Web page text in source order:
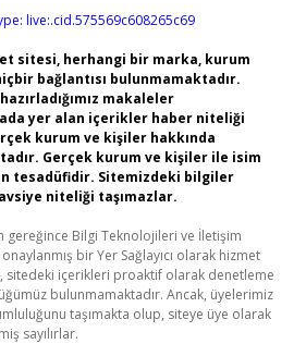
live:.cid.575569c608265c69
sitesi, herhangi bir marka, kurum
bağlantısı bulunmamaktadır.
makaleler
yer alan içerikler haber niteliği
kurum ve kişiler hakkında
Gerçek kurum ve kişiler ile isim
tesadüfidir. Sitemizdeki bilgiler
niteliği taşımazlar.
gereğince Bilgi Teknolojileri ve İletişim
bir Yer Sağlayıcı olarak hizmet
sitedeki içerikleri proaktif olarak denetleme
bulunmamaktadır. Ancak, üyelerimiz
taşımakta olup, siteye üye olarak
sayılırlar.